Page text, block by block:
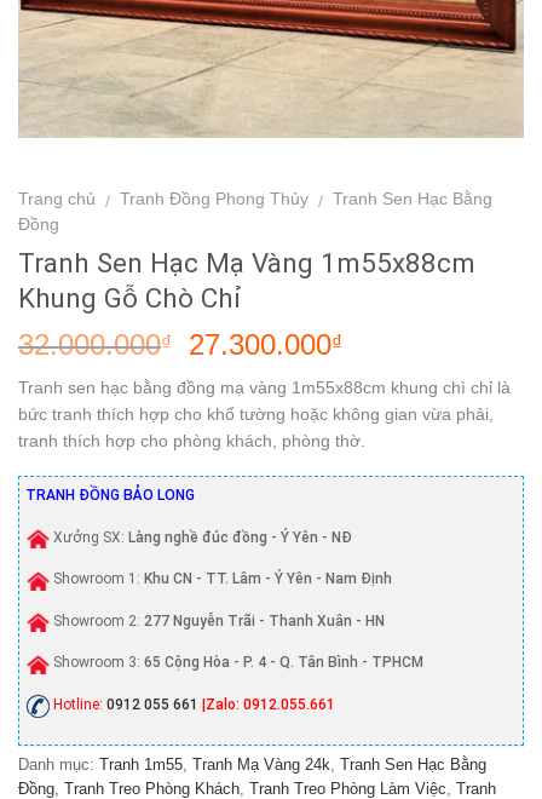
Trang chủ / Tranh Đồng Phong Thủy / Tranh Sen Hạc Bằng
Đồng
Tranh Sen Hạc Mạ Vàng 1m55x88cm
Khung Gỗ Chò Chỉ
32.000.000₫ 27.300.000₫
Tranh sen hạc bằng đồng mạ vàng 1m55x88cm khung chì chỉ là
bức tranh thích hợp cho khổ tường hoặc không gian vừa phải,
tranh thích hợp cho phòng khách, phòng thờ.
TRANH ĐỒNG BẢO LONG
Xưởng SX: Làng nghề đúc đồng - Ý Yên - NĐ
Showroom 1: Khu CN - TT. Lâm - Ý Yên - Nam Định
Showroom 2: 277 Nguyễn Trãi - Thanh Xuân - HN
Showroom 3: 65 Cộng Hòa - P. 4 - Q. Tân Bình - TPHCM
Hotline: 0912 055 661 |Zalo: 0912.055.661
Danh mục: Tranh 1m55 Tranh Mạ Vàng 24k Tranh Sen Hạc Bằng
Đồng Tranh Treo Phòng Khách Tranh Treo Phòng Làm Việc Tranh